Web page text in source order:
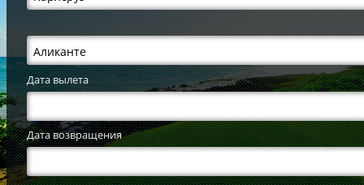
Дата вылета
Дата возвращения